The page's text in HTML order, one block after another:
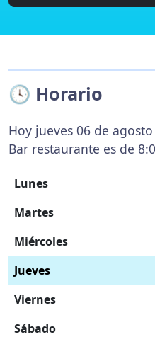
🕓 Horario
Hoy jueves 06 de
Bar restaurante es de
Lunes
Martes
Miércoles
Jueves
Viernes
Sábado